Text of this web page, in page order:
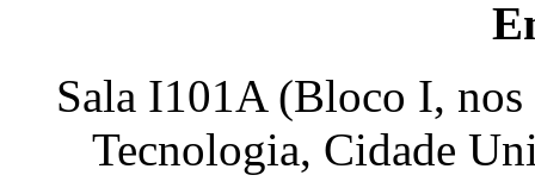
Sala I101A (Bloco I,
Tecnologia, Cidade